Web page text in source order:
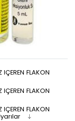
FLAKON
FLAKON
FLAKON